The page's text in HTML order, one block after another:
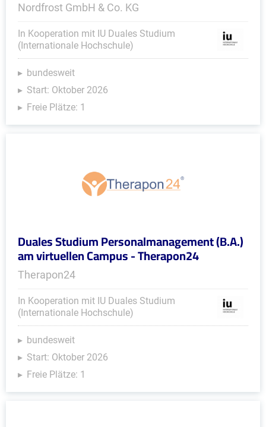
Nordfrost GmbH & Co. KG
In Kooperation mit IU Duales Studium
(Internationale Hochschule)
bundesweit
Start: Oktober 2026
Freie Plätze: 1
Duales Studium Personalmanagement (B.A.)
am virtuellen Campus - Therapon24
Therapon24
In Kooperation mit IU Duales Studium
(Internationale Hochschule)
bundesweit
Start: Oktober 2026
Freie Plätze: 1